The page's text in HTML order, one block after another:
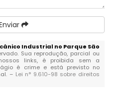
Industrial no Parque São
Sua reprodução, parcial ou
links, é proibida sem a
é crime e está previsto no
– Lei n° 9.610-98 sobre direitos